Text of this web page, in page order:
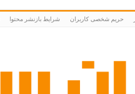
حریم شخصی کاربران شرایط بازنشر محتوا